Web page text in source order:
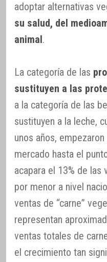
adoptar alternativas
su salud, del
animal.
La categoría de las
sustituyen a las
a la categoría de las
sustituyen a la leche,
unos años,
mercado hasta el
acapara el 13% de
por menor a nivel
ventas de “carne”
representan
ventas totales de
el crecimiento tan